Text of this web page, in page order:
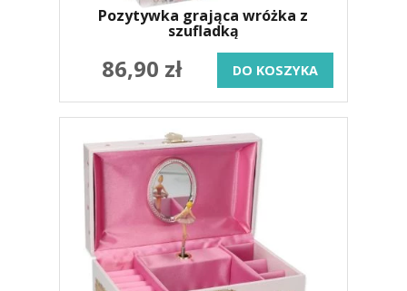
Pozytywka grająca wróżka z
szufladką
86,90 zł DO KOSZYKA